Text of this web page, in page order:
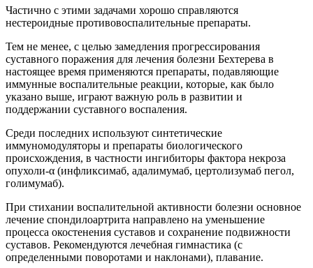
Частично с этими задачами хорошо справляются
нестероидные противовоспалительные препараты.
Тем не менее, с целью замедления прогрессирования
суставного поражения для лечения болезни Бехтерева в
настоящее время применяются препараты, подавляющие
иммунные воспалительные реакции, которые, как было
указано выше, играют важную роль в развитии и
поддержании суставного воспаления.
Среди последних используют синтетические
иммуномодуляторы и препараты биологического
происхождения, в частности ингибиторы фактора некроза
опухоли-α (инфликсимаб, адалимумаб, цертолизумаб пегол,
голимумаб).
При стихании воспалительной активности болезни основное
лечение спондилоартрита направлено на уменьшение
процесса окостенения суставов и сохранение подвижности
суставов. Рекомендуются лечебная гимнастика (с
определенными поворотами и наклонами), плавание.